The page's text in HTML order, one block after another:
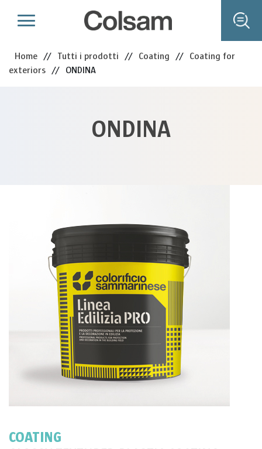
Home // Tutti i prodotti // Coating // Coating for
exteriors // ONDINA
ONDINA
COATING